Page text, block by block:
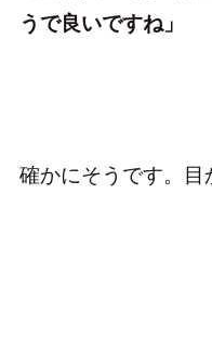
うで良いですね」
確かにそうです。